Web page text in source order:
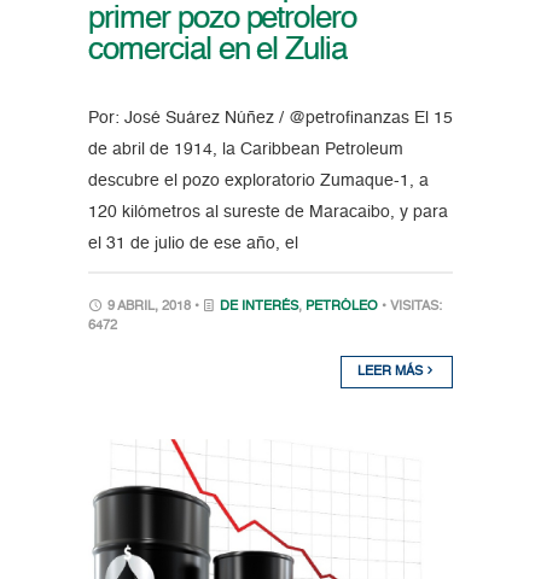
primer pozo petrolero
comercial en el Zulia
Por: José Suárez Núñez / @petrofinanzas El 15
de abril de 1914, la Caribbean Petroleum
descubre el pozo exploratorio Zumaque-1, a
120 kilómetros al sureste de Maracaibo, y para
el 31 de julio de ese año, el
9 ABRIL, 2018 • DE INTERÉS, PETRÓLEO • VISITAS:
6472
LEER MÁS